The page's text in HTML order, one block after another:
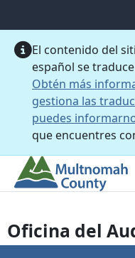
El contenido del
español se
Obtén más
gestiona las
puedes
que encuentres
Oficina del